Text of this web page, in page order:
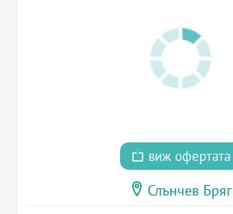
виж офертата
Слънчев Бряг